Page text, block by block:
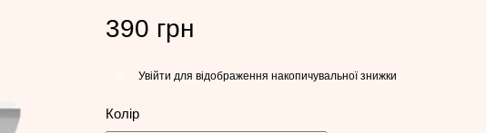
390 грн
Увійти для відображення накопичувальної знижки
Колір